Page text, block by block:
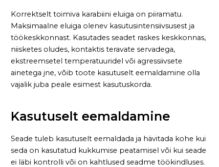
Korrektselt toimiva karabiini eluiga on piiramatu.
Maksimaalne eluiga olenev kasutusintensiivsusest ja
töökeskkonnast. Kasutades seadet raskes keskkonnas,
niisketes oludes, kontaktis teravate servadega,
ekstreemsetel temperatuuridel või agressiivsete
ainetega jne, võib toote kasutuselt eemaldamine olla
vajalik juba peale esimest kasutuskorda.
Kasutuselt eemaldamine
Seade tuleb kasutuselt eemaldada ja hävitada kohe kui
seda on kasutatud kukkumise peatamisel või kui seade
ei läbi kontrolli või on kahtlused seadme töökindluses.